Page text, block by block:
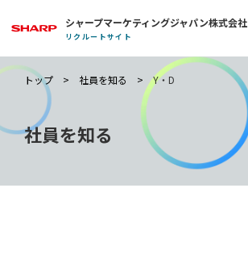
シャープマーケティングジャパン株式会社
リクルートサイト
トップ 社員を知る Y・D
社員を知る